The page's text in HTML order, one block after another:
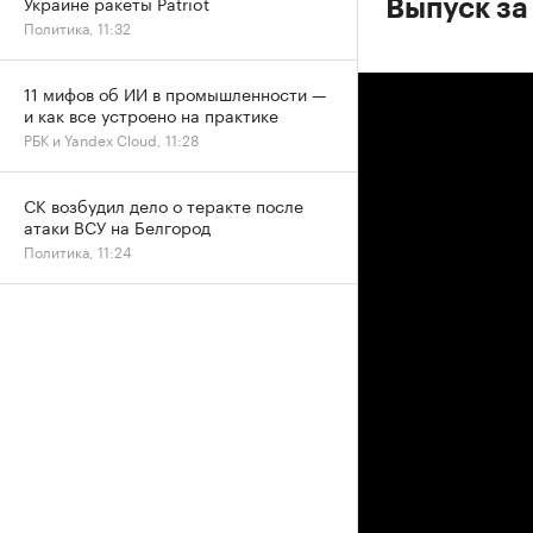
Выпуск
Политика, 11:32
11 мифов об ИИ в промышленности —
и как все устроено на практике
РБК и Yandex Cloud, 11:28
СК возбудил дело о теракте после
атаки ВСУ на Белгород
Политика, 11:24